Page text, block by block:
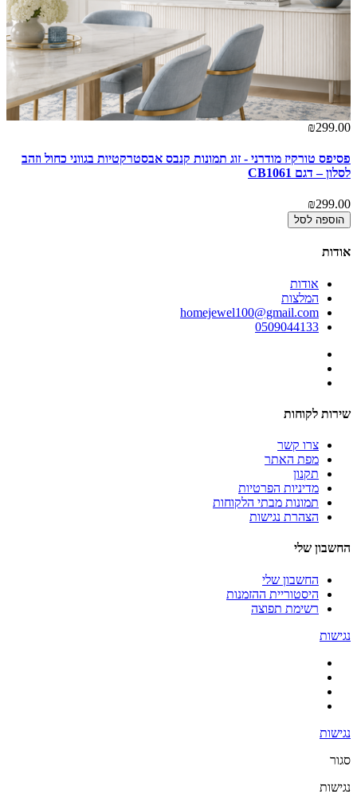
₪299.00
פסיפס טורקיז מודרני - זוג תמונות קנבס אבסטרקטיות בגווני כחול וזהב
לסלון – דגם CB1061
₪299.00
הוספה לסל
אודות
אודות
המלצות
homejewel100@gmail.com
0509044133
שירות לקוחות
צרו קשר
מפת האתר
תקנון
מדיניות הפרטיות
תמונות מבתי הלקוחות
הצהרת נגישות
החשבון שלי
החשבון שלי
היסטוריית ההזמנות
רשימת תפוצה
נגישות
נגישות
סגור
נגישות